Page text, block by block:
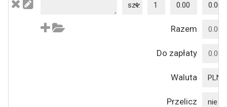
szt.
Razem
Do zapłaty
Waluta PLN
Przelicz nie